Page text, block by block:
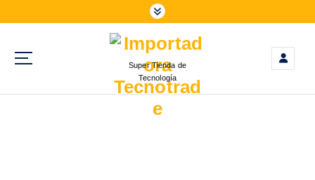
a
Super Tienda de
Tecnología